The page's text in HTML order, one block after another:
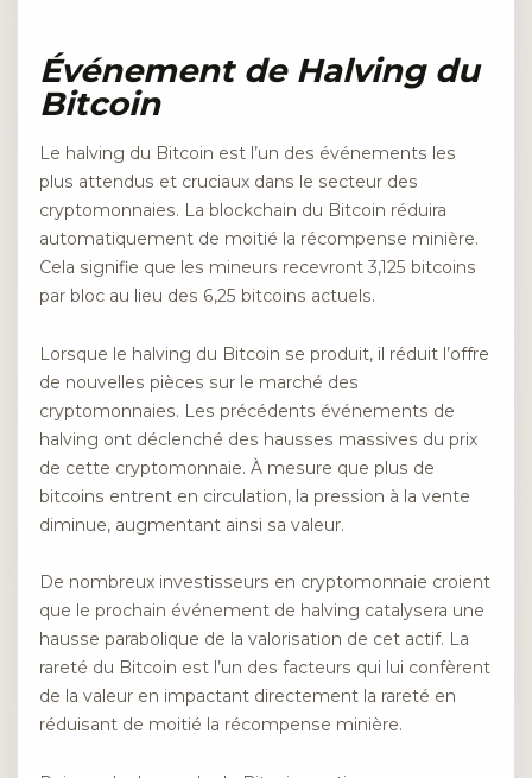
Événement de Halving du
Bitcoin
Le halving du Bitcoin est l’un des événements les
plus attendus et cruciaux dans le secteur des
cryptomonnaies. La blockchain du Bitcoin réduira
automatiquement de moitié la récompense minière.
Cela signifie que les mineurs recevront 3,125 bitcoins
par bloc au lieu des 6,25 bitcoins actuels.
Lorsque le halving du Bitcoin se produit, il réduit l’offre
de nouvelles pièces sur le marché des
cryptomonnaies. Les précédents événements de
halving ont déclenché des hausses massives du prix
de cette cryptomonnaie. À mesure que plus de
bitcoins entrent en circulation, la pression à la vente
diminue, augmentant ainsi sa valeur.
De nombreux investisseurs en cryptomonnaie croient
que le prochain événement de halving catalysera une
hausse parabolique de la valorisation de cet actif. La
rareté du Bitcoin est l’un des facteurs qui lui confèrent
de la valeur en impactant directement la rareté en
réduisant de moitié la récompense minière.